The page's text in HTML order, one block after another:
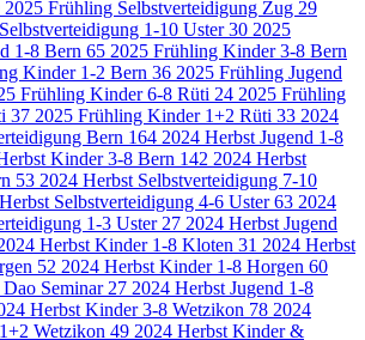
2025 Frühling Selbstverteidigung Zug 29
1-10 Uster30 2025
1-8 Bern 65 2025 Frühling Kinder 3-8 Bern
Kinder 1-2 Bern 36 2025 Frühling Jugend
Frühling Kinder 6-8 Rüti 24 2025 Frühling
37 2025 Frühling Kinder 1+2 Rüti 33 2024
Bern 164 2024 Herbst Jugend 1-8
Kinder 3-8 Bern 142 2024 Herbst
53 2024 Herbst Selbstverteidigung 7-10
Selbstverteidigung 4-6 Uster63 2024
1-3 Uster 27 2024 Herbst Jugend
Herbst Kinder 1-8 Kloten 31 2024 Herbst
52 2024 Herbst Kinder 1-8 Horgen 60
Seminar 27 2024 Herbst Jugend 1-8
Herbst Kinder 3-8 Wetzikon 78 2024
Wetzikon 49 2024 Herbst Kinder &